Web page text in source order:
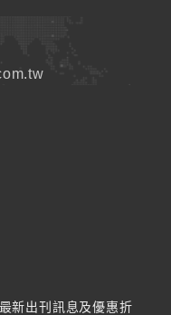
新出刊訊息及優惠折